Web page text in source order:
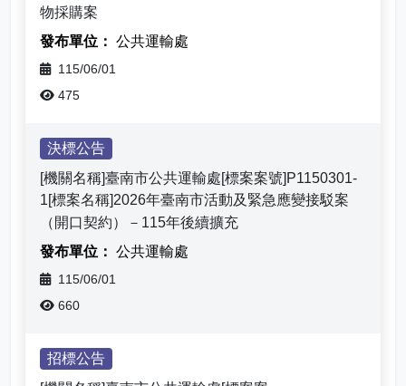
物採購案
公共運輸處
115/06/01
475
決標公告
[機關名稱]臺南市公共運輸處[標案案號]P1150301-
1[標案名稱]2026年臺南市活動及緊急應變接駁案
（開口契約）－115年後續擴充
公共運輸處
115/06/01
660
招標公告